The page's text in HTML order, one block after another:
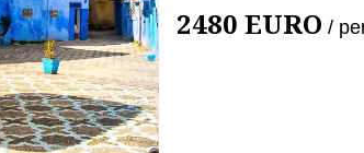
2480 EURO /